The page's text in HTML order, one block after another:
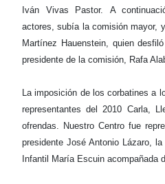
Iván Vivas Pastor. A
actores, subía la comisión mayor,
Martínez Hauenstein, quien
presidente de la comisión, Rafa
La imposición de los corbatines a
representantes del 2010 Carla,
ofrendas. Nuestro Centro fue
presidente José Antonio Lázaro,
Infantil María Escuin acompañada